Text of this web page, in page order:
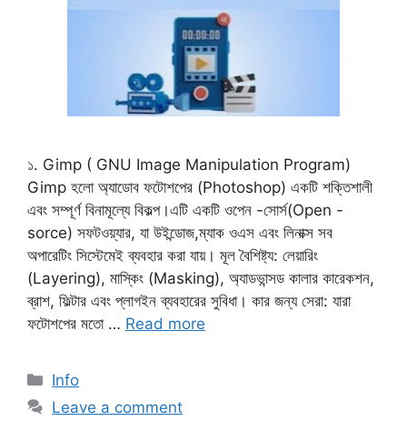
১. Gimp ( GNU Image Manipulation Program)
Gimp হলো অ্যাডোব ফটোশপের (Photoshop) একটি শক্তিশালী
এবং সম্পূর্ণ বিনামূল্যে বিকল্প।এটি একটি ওপেন -সোর্স(Open -
sorce) সফটওয়্যার, যা উইন্ডোজ,ম্যাক ওএস এবং লিনাক্স সব
অপারেটিং সিস্টেমেই ব্যবহার করা যায়। ​মূল বৈশিষ্ট্য: লেয়ারিং
(Layering), মাস্কিং (Masking), অ্যাডভান্সড কালার কারেকশন,
ব্রাশ, ফিল্টার এবং প্লাগইন ব্যবহারের সুবিধা। ​কার জন্য সেরা: যারা
ফটোশপের মতো … Read more
Categories
Info
Leave a comment